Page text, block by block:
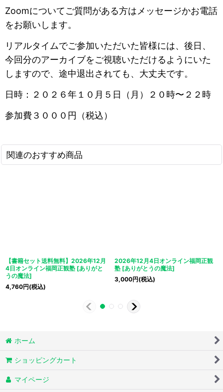
Zoomについてご質問がある方はメッセージかお電話
をお願いします。
リアルタイムでご参加いただいた皆様には、後日、
今回分のアーカイブをご視聴いただけるようにいた
しますので、途中退出されても、大丈夫です。
日時：２０２６年１０月５日（月）２０時〜２２時
参加費３０００円（税込）
関連のおすすめ商品
【書籍セット送料無料】2026年12月
4日オンライン福岡正観塾 [ありがと
うの魔法]
4,760円(税込)
2026年12月4日オンライン福岡正観
塾 [ありがとうの魔法]
3,000円(税込)
ホーム
ショッピングカート
マイページ